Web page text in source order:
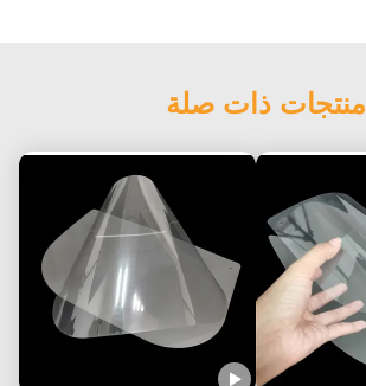
منتجات ذات صلة